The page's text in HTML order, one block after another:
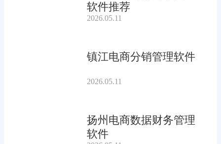
软件推荐
2026.05.11
镇江电商分销管理软件
2026.05.11
扬州电商数据财务管理
软件